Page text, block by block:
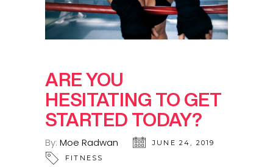
ARE YOU
HESITATING TO GET
STARTED TODAY?
By: Moe Radwan
JUNE 24, 2019
FITNESS